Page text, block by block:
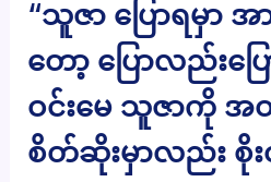
“သူဇာ ပြောရမှာ အ
တော့ ပြောလည်းပ
ဝင်းမေ သူဇာကို အ
စိတ်ဆိုးမှာလည်း စို